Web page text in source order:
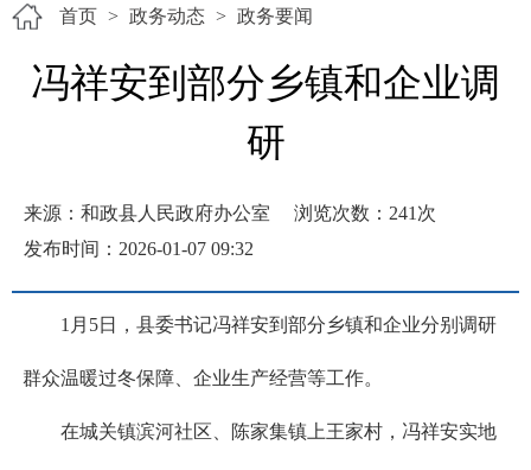
首页 > 政务动态 > 政务要闻
冯祥安到部分乡镇和企业调
研
来源：和政县人民政府办公室 浏览次数： 241 次
发布时间：2026-01-07 09:32
1月5日，县委书记冯祥安到部分乡镇和企业分别调研
群众温暖过冬保障、企业生产经营等工作。
在城关镇滨河社区、陈家集镇上王家村，冯祥安实地